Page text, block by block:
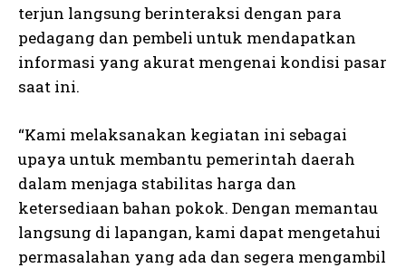
terjun langsung berinteraksi dengan para
pedagang dan pembeli untuk mendapatkan
informasi yang akurat mengenai kondisi pasar
saat ini.
“Kami melaksanakan kegiatan ini sebagai
upaya untuk membantu pemerintah daerah
dalam menjaga stabilitas harga dan
ketersediaan bahan pokok. Dengan memantau
langsung di lapangan, kami dapat mengetahui
permasalahan yang ada dan segera mengambil